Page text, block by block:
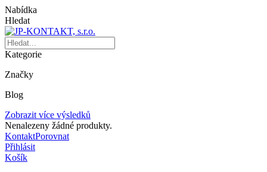
Nabídka
Hledat
Kategorie
Značky
Blog
Zobrazit více výsledků
Nenalezeny žádné produkty.
KontaktPorovnat
Přihlásit
Košík